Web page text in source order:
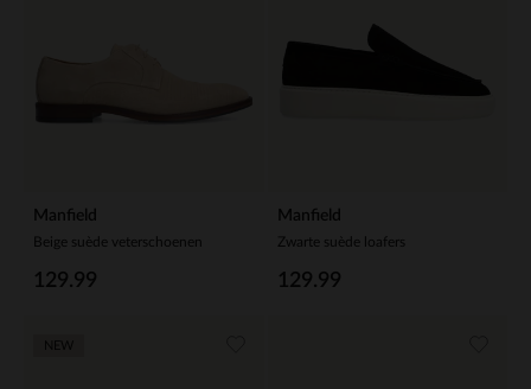
Manfield
Beige suède veterschoenen
129.99
Manfield
Zwarte suède loafers
129.99